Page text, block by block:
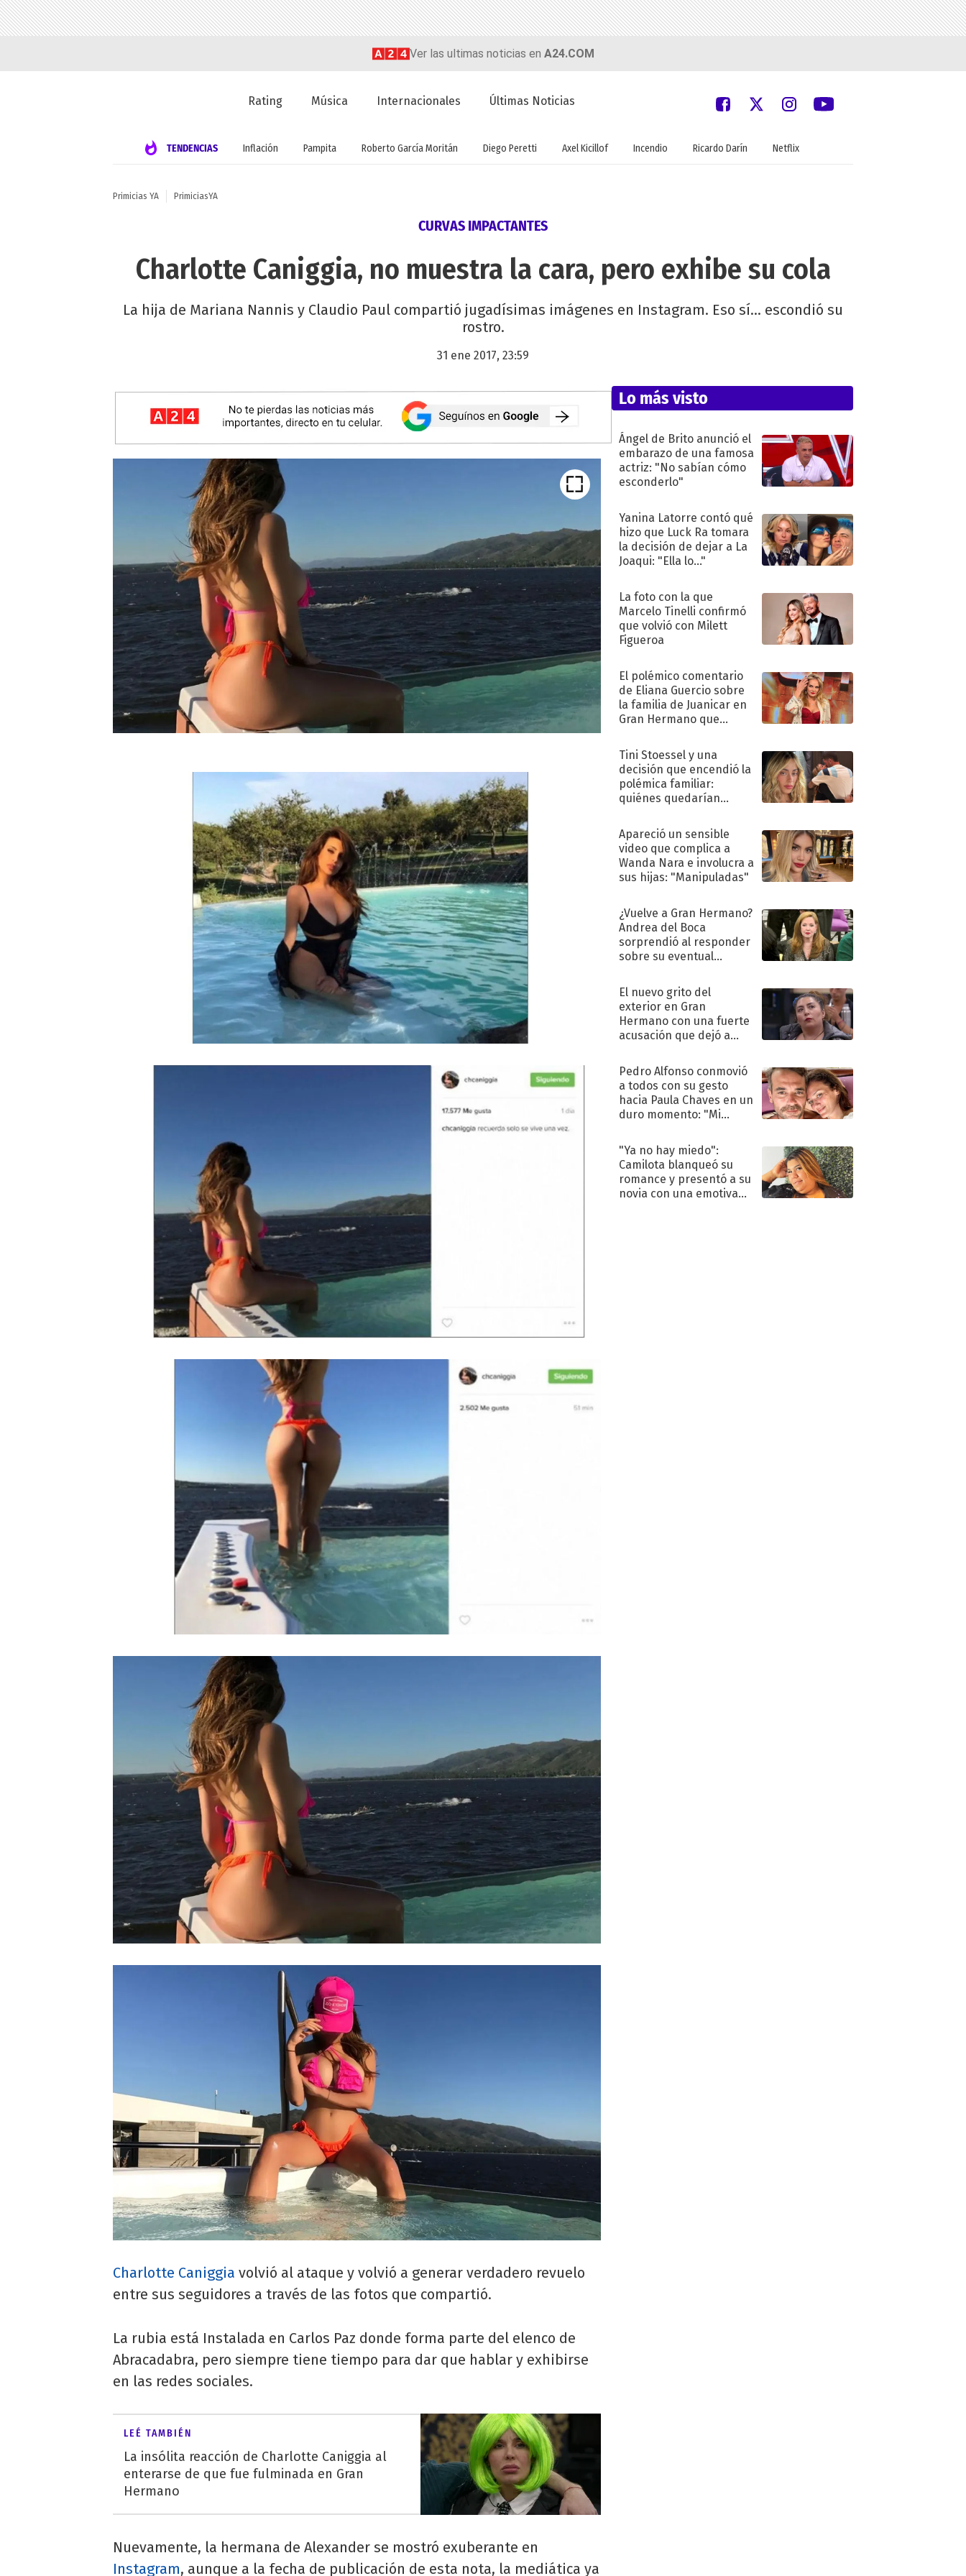
Ver las ultimas noticias en A24.COM
Rating Música Internacionales Últimas Noticias
TENDENCIAS Inflación Pampita Roberto García Moritán Diego Peretti Axel Kicillof Incendio Ricardo Darín Netflix
Primicias YA PrimiciasYA
CURVAS IMPACTANTES
Charlotte Caniggia, no muestra la cara, pero exhibe su cola
La hija de Mariana Nannis y Claudio Paul compartió jugadísimas imágenes en Instagram. Eso sí... escondió su
rostro.
31 ene 2017, 23:59
Charlotte Caniggia volvió al ataque y volvió a generar verdadero revuelo
entre sus seguidores a través de las fotos que compartió.
La rubia está Instalada en Carlos Paz donde forma parte del elenco de
Abracadabra, pero siempre tiene tiempo para dar que hablar y exhibirse
en las redes sociales.
LEÉ TAMBIÉN
La insólita reacción de Charlotte Caniggia al
enterarse de que fue fulminada en Gran
Hermano
Nuevamente, la hermana de Alexander se mostró exuberante en
Instagram, aunque a la fecha de publicación de esta nota, la mediática ya
Lo más visto
Ángel de Brito anunció el
embarazo de una famosa
actriz: "No sabían cómo
esconderlo"
Yanina Latorre contó qué
hizo que Luck Ra tomara
la decisión de dejar a La
Joaqui: "Ella lo..."
La foto con la que
Marcelo Tinelli confirmó
que volvió con Milett
Figueroa
El polémico comentario
de Eliana Guercio sobre
la familia de Juanicar en
Gran Hermano que
Tini Stoessel y una
decisión que encendió la
polémica familiar:
quiénes quedarían
Apareció un sensible
video que complica a
Wanda Nara e involucra a
sus hijas: "Manipuladas"
¿Vuelve a Gran Hermano?
Andrea del Boca
sorprendió al responder
sobre su eventual
El nuevo grito del
exterior en Gran
Hermano con una fuerte
acusación que dejó a
"Traidora"
Pedro Alfonso conmovió
a todos con su gesto
hacia Paula Chaves en un
duro momento: "Mi
terapéutico"
"Ya no hay miedo":
Camilota blanqueó su
romance y presentó a su
novia con una emotiva